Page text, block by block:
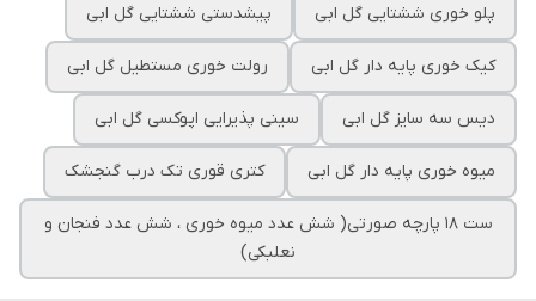
پلو خوری ششتایی گل ابی پیشدستی ششتایی گل ابی
کیک خوری پایه دار گل ابی رولت خوری مستطیل گل ابی
دیس سه سایز گل ابی سینی پذیرایی اپوکسی گل ابی
میوه خوری پایه دار گل ابی کتری قوری تک درب گنجشک
ست ۱۸ پارچه صورتی( شش عدد میوه خوری ، شش عدد فنجان و
نعلبکی)